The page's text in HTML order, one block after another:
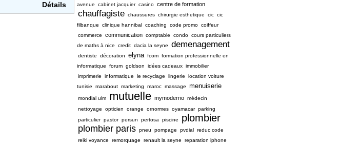
Détails
avenue
cabinet jacquier casino centre de formation
chauffagiste chaussures chirurgie esthetique cic cic
filbanque
clinique hannibal coaching code promo coiffeur
commerce
communication comptable condo cours particuliers
de maths à nice
credit dacia la seyne demenagement
dentiste décoration elyna fcom formation professionnelle en
informatique
forum goldson idées cadeaux immobilier
imprimerie
informatique le recyclage lingerie
location voiture
tunisie
marabout marketing maroc massage menuiserie
mondial ulm mutuelle mymoderno médecin
nettoyage
opticien orange ornormes oyamacar parking
particulier pastor persun pertosa piscine plombier
plombier paris pneu pompage pvdial reduc code
reiki voyance
remorquage renault la seyne
reparation iphone